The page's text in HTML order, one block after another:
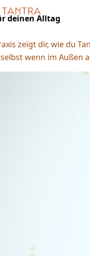
deinen Alltag
zeigt dir, wie du
wenn im Außen